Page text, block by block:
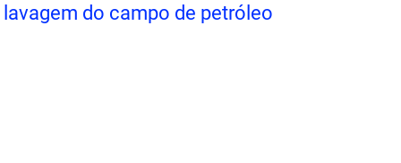
lavagem do campo de petróleo